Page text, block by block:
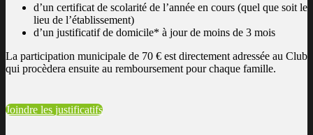
d’un certificat de scolarité de l’année en cours (quel que soit le
lieu de l’établissement)
d’un justificatif de domicile* à jour de moins de 3 mois
La participation municipale de 70 € est directement adressée au Club
qui procèdera ensuite au remboursement pour chaque famille.
Joindre les justificatifs